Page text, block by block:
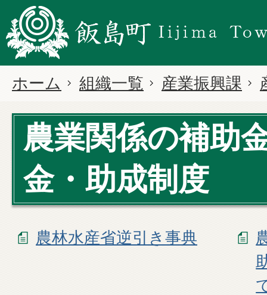
ホーム 組織一覧 産業振興課
農業関係の補助
金・助成制度
農林水産省逆引き事典